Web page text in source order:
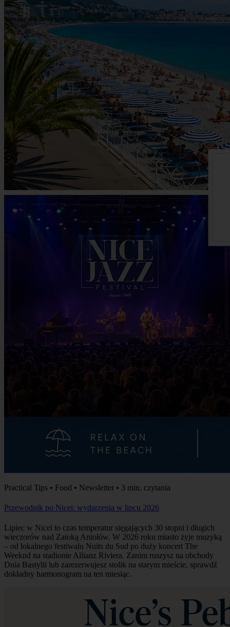
Practical Tips • Food • Newsletter • 3 min. czytania
Przewodnik po Nicei: wydarzenia w lipcu 2026
Lipiec w Nicei to czas temperatur sięgających 30 stopni i długich
wieczorów nad Zatoką Aniołów. W 2026 roku miasto żyje muzyką
– od lokalnego festiwalu Nuits du Sud po duży koncert The
Weeknd na stadionie Allianz Riviera. Zanim ruszysz na obchody
Dnia Bastylii lub zarezerwujesz stolik na starym mieście, sprawdź
dokładny harmonogram na ten miesiąc.